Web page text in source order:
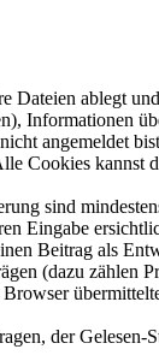
Dateien ablegt
Informationen
angemeldet
Cookies kannst
sind
Eingabe
Beitrag als
(dazu zählen
der Gelesen-